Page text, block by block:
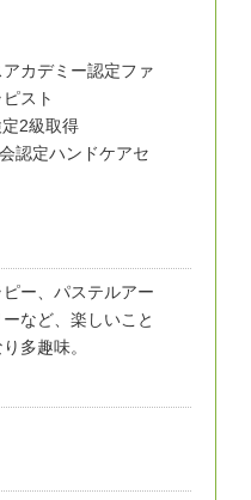
カデミー認定ファ
スト
2級取得
認定ハンドケアセ
ー、パステルアー
など、楽しいこと
多趣味。